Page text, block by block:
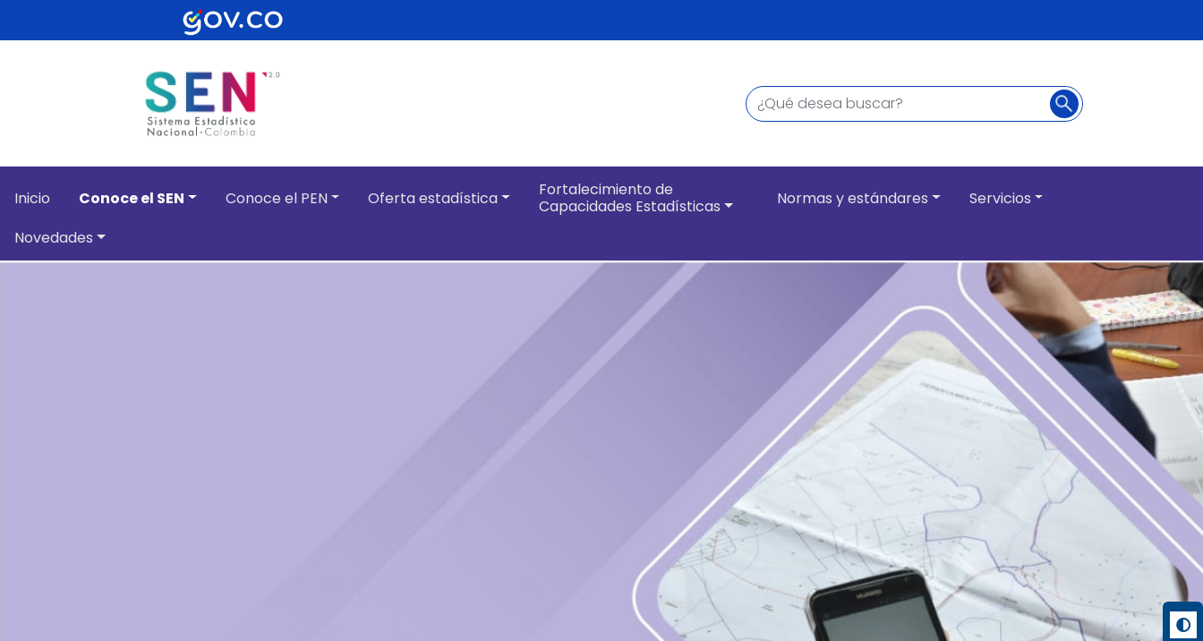
Pasar al contenido principal
Buscar Buscar
Navegación principal
Inicio Conoce el SEN Conoce el PEN Oferta estadística
Fortalecimiento de
Capacidades Estadísticas
Normas y estándares
Servicios
Novedades